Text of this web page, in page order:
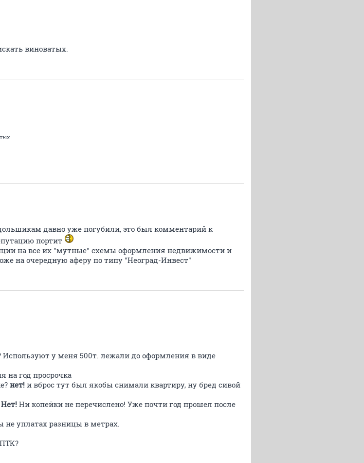
виноватых.
давно уже погубили, это был комментарий к
портит
на все их "мутные" схемы оформления недвижимости и
на очередную аферу по типу "Неоград-Инвест"
у меня 500т. лежали до оформления в виде
на год просрочка
нет! и вброс тут был якобы снимали квартиру, ну бред сивой
Нет! Ни копейки не перечислено! Уже почти год прошел после
уплатах разницы в метрах.